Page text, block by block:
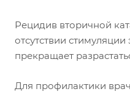
Рецидив вторичной
отсутствии
прекращает
Для профилактики